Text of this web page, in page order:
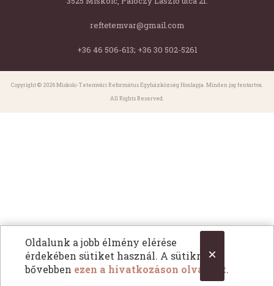
×
Oldalunk a jobb élmény elérése
érdekében sütiket használ. A sütikről
bővebben ezen a hivatkozáson olvashat.
reftetemvar@gmail.com
+36 46 506-613; +36 30 502-5261
Copyright © 2026 Miskolc-Tetemvári Református Egyházközség Honlapja. Minden jog fentartva.
All Rights Reserved.